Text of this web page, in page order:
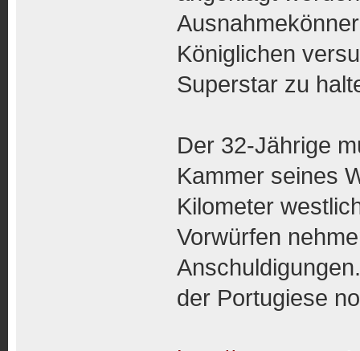
Königlichen
Superstar zu
Der 32-Jährige
Kammer seines
Kilometer
Vorwürfen
der Portugiese